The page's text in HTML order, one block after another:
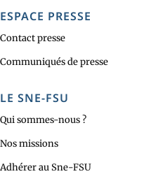
ESPACE PRESSE
Contact presse
Communiqués de presse
LE SNE-FSU
Qui sommes-nous ?
Nos missions
Adhérer au Sne-FSU